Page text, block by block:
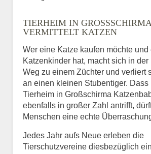
BILD HOCHLADEN
Vermisst seit
Ort des Verschwindens
TIERHEIM IN GROSSSCHIRMA V
ERMITTELT KATZEN
Wer eine Katze kaufen möchte und
Katzenkinder hat, macht sich in
Weg zu einem Züchter und verliert
an einen kleinen Stubentiger. Dass
Tierheim in Großschirma
ebenfalls in großer Zahl antrifft,
Menschen eine echte
Jedes Jahr aufs Neue erleben die
Tierschutzvereine diesbezüglich